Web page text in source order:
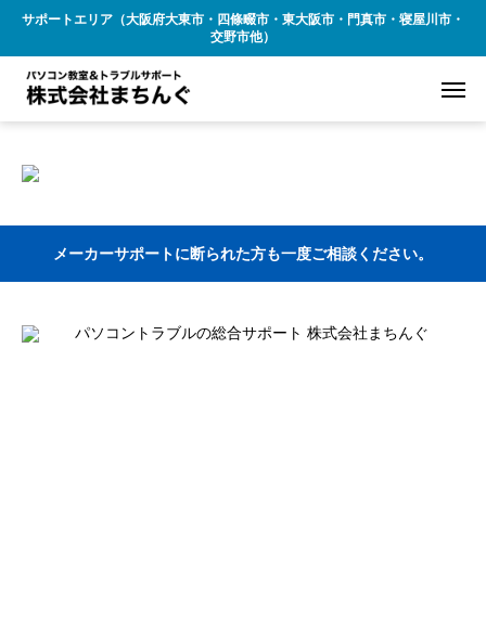
サポートエリア（大阪府大東市・四條畷市・東大阪市・門真市・寝屋川市・
交野市他）
メーカーサポートに断られた方も一度ご相談ください。